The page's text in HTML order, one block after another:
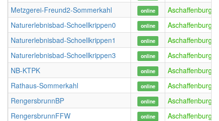
Metzgerei-Freund2-Sommerkahl
online Aschaffenburg
Naturerlebnisbad-Schoellkrippen0
online Aschaffenburg
Naturerlebnisbad-Schoellkrippen1
online Aschaffenburg
Naturerlebnisbad-Schoellkrippen3
online Aschaffenburg
NB-KTPK
online Aschaffenburg
Rathaus-Sommerkahl
online Aschaffenburg
RengersbrunnBP
online Aschaffenburg
RengersbrunnFFW
online Aschaffenburg